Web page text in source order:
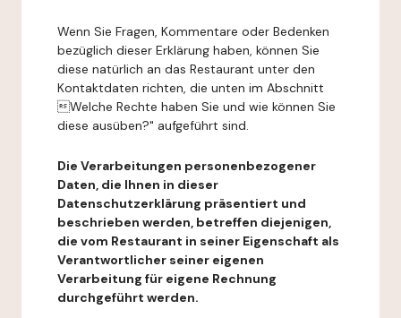
Wenn Sie Fragen, Kommentare oder Bedenken
bezüglich dieser Erklärung haben, können Sie
diese natürlich an das Restaurant unter den
Kontaktdaten richten, die unten im Abschnitt
Welche Rechte haben Sie und wie können Sie
diese ausüben?" aufgeführt sind.
Die Verarbeitungen personenbezogener
Daten, die Ihnen in dieser
Datenschutzerklärung präsentiert und
beschrieben werden, betreffen diejenigen,
die vom Restaurant in seiner Eigenschaft als
Verantwortlicher seiner eigenen
Verarbeitung für eigene Rechnung
durchgeführt werden.